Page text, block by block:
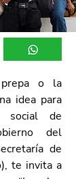
o la
idea para
social de
del
de
te invita a